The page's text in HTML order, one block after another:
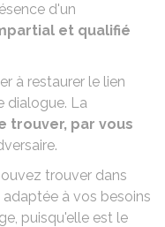
d'un
et qualifié
à restaurer le lien
dialogue. La
trouver, par vous
trouver dans
à vos besoins
puisqu'elle est le